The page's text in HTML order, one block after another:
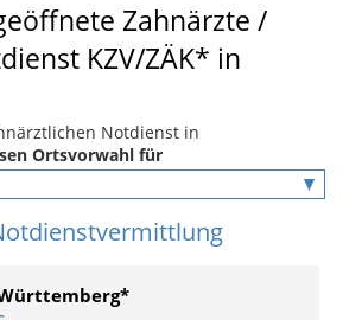
Zahnärzte /
KZV/ZÄK* in
Notdienst in
Ortsvorwahl für
Württemberg*